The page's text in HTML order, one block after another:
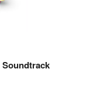
Soundtrack